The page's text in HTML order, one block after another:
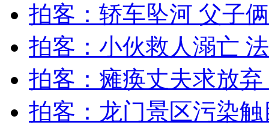
走！跟着总书记去植树
消防员救轻生者 花炮节热闹非凡 减压"枕头大战"
拍客：轿车坠河 父子
拍客：小伙救人溺亡
拍客：瘫痪丈夫求放
拍客：龙门景区污染